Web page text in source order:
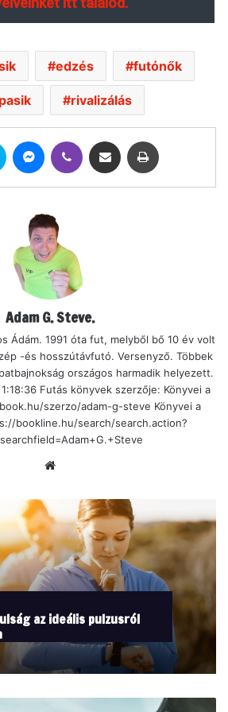
edzés futónők
rivalizálás
Adam G. Steve.
Ádám. 1991 óta fut, melyből bő 10 év volt
-és hosszútávfutó. Versenyző. Többek
országos harmadik helyezett.
1:18:36 Futás könyvek szerzője: Könyvei a
szerzo/adam-g-steve Könyvei a
bookline.hu/search/search.action?
az ideális pulzusról